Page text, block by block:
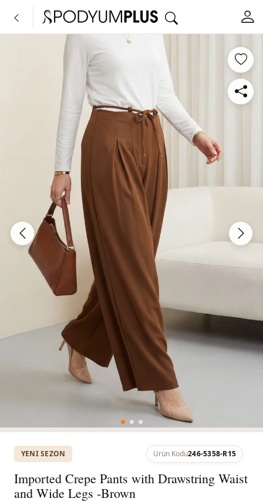
YENI SEZON Ürün Kodu246-5358-R15
Imported Crepe Pants with Drawstring Waist
and Wide Legs -Brown